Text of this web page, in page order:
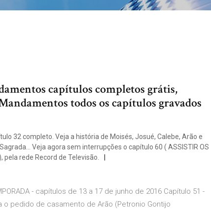
capítulos completos grátis,
todos os capítulos gravados
32 completo. Veja a história de Moisés, Josué, Calebe, Arão e
Veja agora sem interrupções o capítulo 60 ( ASSISTIR OS
rede Record de Televisão.
- capítulos de 13 a 17 de junho de 2016 Capítulo 51 -
o pedido de casamento de Arão (Petronio Gontijo